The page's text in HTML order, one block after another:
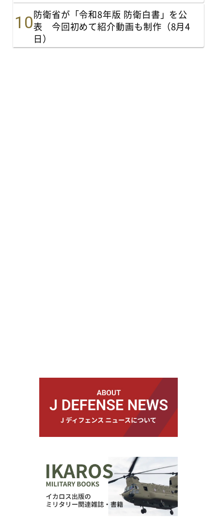
防衛省が「令和8年版 防衛白書」を公
表 今回初めて紹介動画も制作（8月4
日）